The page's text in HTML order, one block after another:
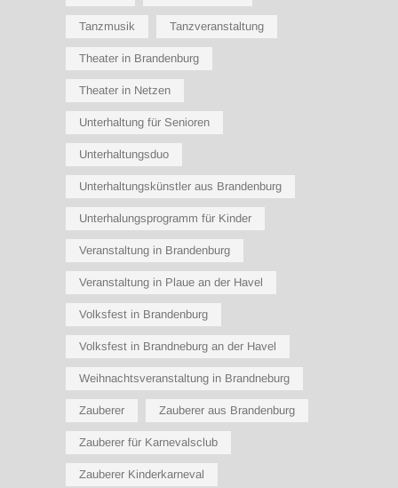
Tanzmusik Tanzveranstaltung
Theater in Brandenburg
Theater in Netzen
Unterhaltung für Senioren
Unterhaltungsduo
Unterhaltungskünstler aus Brandenburg
Unterhalungsprogramm für Kinder
Veranstaltung in Brandenburg
Veranstaltung in Plaue an der Havel
Volksfest in Brandenburg
Volksfest in Brandneburg an der Havel
Weihnachtsveranstaltung in Brandneburg
Zauberer Zauberer aus Brandenburg
Zauberer für Karnevalsclub
Zauberer Kinderkarneval